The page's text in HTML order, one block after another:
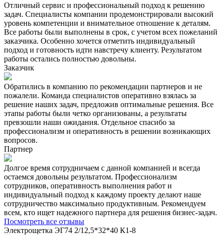
Отличный сервис и профессиональный подход к решению
задач. Специалисты компании продемонстрировали высокий
уровень компетенции и внимательное отношение к деталям.
Все работы были выполнены в срок, с учетом всех пожеланий
заказчика. Особенно хочется отметить индивидуальный
подход и готовность идти навстречу клиенту. Результатом
работы остались полностью довольны.
Заказчик
Обратились в компанию по рекомендации партнеров и не
пожалели. Команда специалистов оперативно взялась за
решение наших задач, предложив оптимальные решения. Все
этапы работы были четко организованы, а результаты
превзошли наши ожидания. Отдельное спасибо за
профессионализм и оперативность в решении возникающих
вопросов.
Партнер
Долгое время сотрудничаем с данной компанией и всегда
остаемся довольны результатом. Профессионализм
сотрудников, оперативность выполнения работ и
индивидуальный подход к каждому проекту делают наше
сотрудничество максимально продуктивным. Рекомендуем
всем, кто ищет надежного партнера для решения бизнес-задач.
Посмотреть все отзывы
Электрощетка ЭГ74 2/12,5*32*40 К1-8